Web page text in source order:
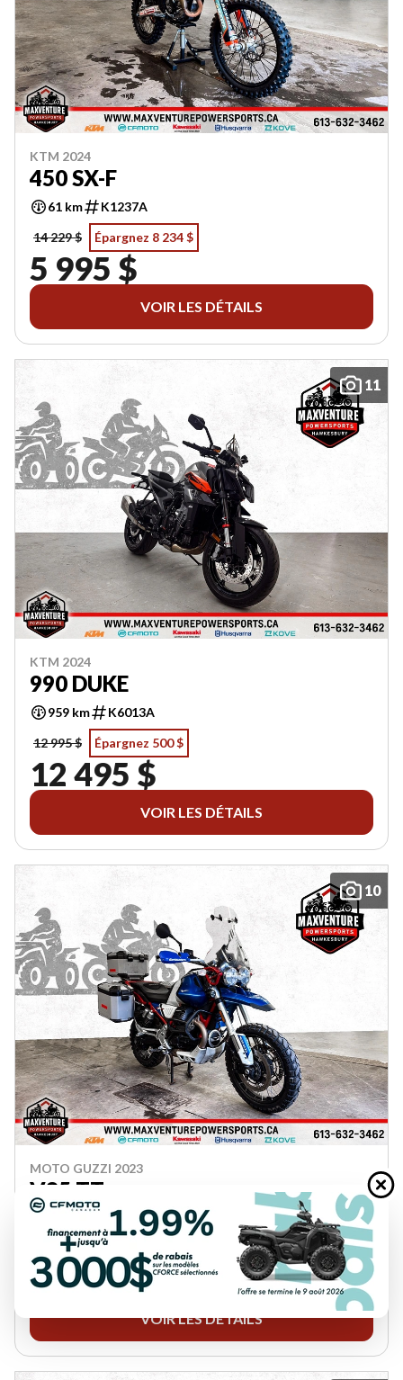
KTM 2024
450 SX-F
61 km
K1237A
14 229 $
Épargnez 8 234 $
5 995 $
VOIR LES DÉTAILS
11
KTM 2024
990 DUKE
959 km
K6013A
12 995 $
Épargnez 500 $
12 495 $
VOIR LES DÉTAILS
10
MOTO GUZZI 2023
V85 TT
W1374B
10 995 $
Épargnez 2 000 $
8 995 $
VOIR LES DÉTAILS